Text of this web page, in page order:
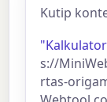
Kutip
s://
rtas-